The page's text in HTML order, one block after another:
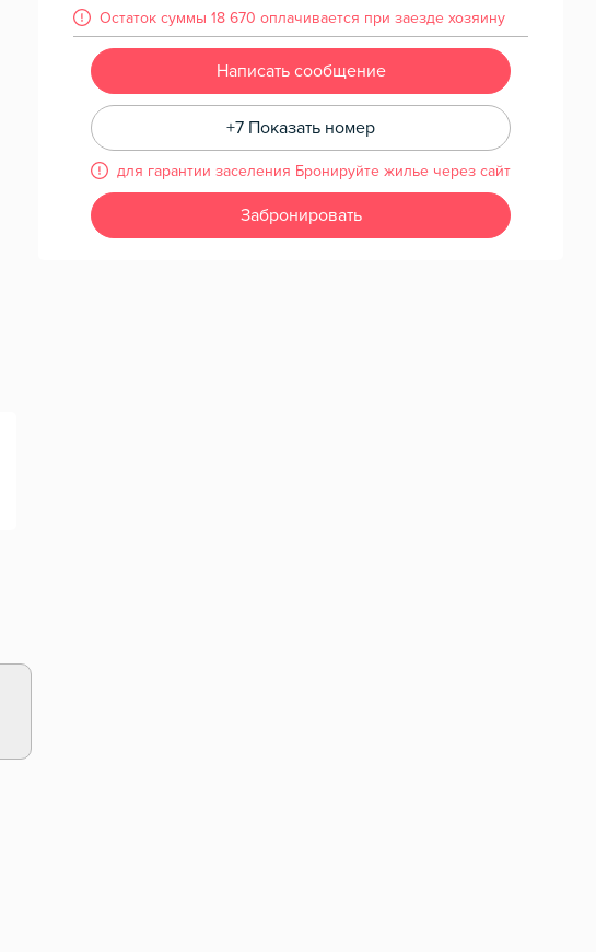
Остаток суммы 18 670 оплачивается при заезде хозяину
Написать сообщение
+7 Показать номер
для гарантии заселения Бронируйте жилье через сайт
Забронировать